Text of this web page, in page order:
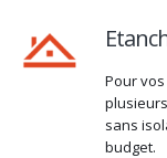
Pour
sans
budget.